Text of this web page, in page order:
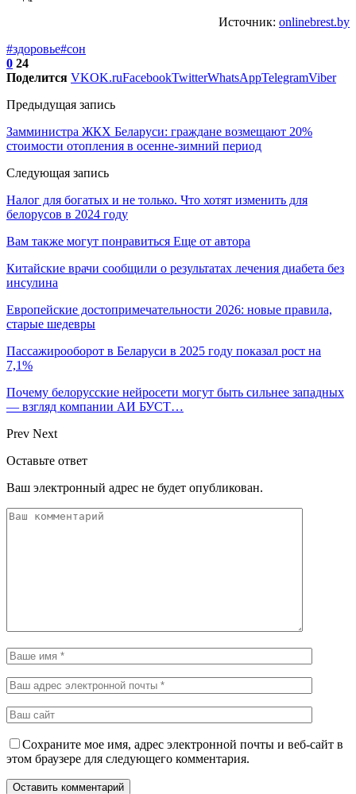
Источник: onlinebrest.by
#здоровье#сон
0 24
Поделится VKOK.ruFacebookTwitterWhatsAppTelegramViber
Предыдущая запись
Замминистра ЖКХ Беларуси: граждане возмещают 20%
стоимости отопления в осенне-зимний период
Следующая запись
Налог для богатых и не только. Что хотят изменить для
белорусов в 2024 году
Вам также могут понравиться Еще от автора
Китайские врачи сообщили о результатах лечения диабета без
инсулина
Европейские достопримечательности 2026: новые правила,
старые шедевры
Пассажирооборот в Беларуси в 2025 году показал рост на
7,1%
Почему белорусские нейросети могут быть сильнее западных
— взгляд компании АИ БУСТ…
Prev Next
Оставьте ответ
Ваш электронный адрес не будет опубликован.
Сохраните мое имя, адрес электронной почты и веб-сайт в
этом браузере для следующего комментария.